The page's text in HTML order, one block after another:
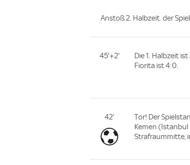
Anstoß 2. Halbzeit. der
45'+2'
Die 1. Halbzeit
Fiorita ist 4:0.
42'
Tor! Der
Kemen
Strafraummitte,